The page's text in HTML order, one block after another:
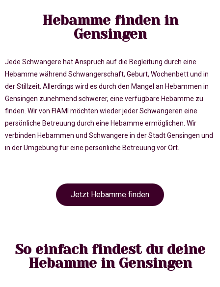
Hebamme finden in
Gensingen
Jede Schwangere hat Anspruch auf die Begleitung durch eine
Hebamme während Schwangerschaft, Geburt, Wochenbett und in
der Stillzeit. Allerdings wird es durch den Mangel an Hebammen in
Gensingen zunehmend schwerer, eine verfügbare Hebamme zu
finden. Wir von FIAMI möchten wieder jeder Schwangeren eine
persönliche Betreuung durch eine Hebamme ermöglichen. Wir
verbinden Hebammen und Schwangere in der Stadt Gensingen und
in der Umgebung für eine persönliche Betreuung vor Ort.
Jetzt Hebamme finden
So einfach findest du deine
Hebamme in Gensingen